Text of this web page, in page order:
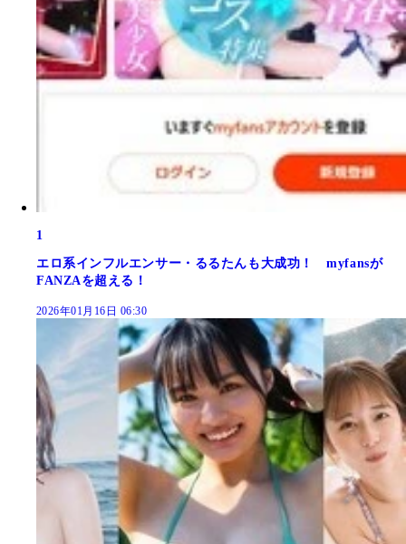
1
エロ系インフルエンサー・るるたんも大成功！ myfansが
FANZAを超える！
2026年01月16日 06:30